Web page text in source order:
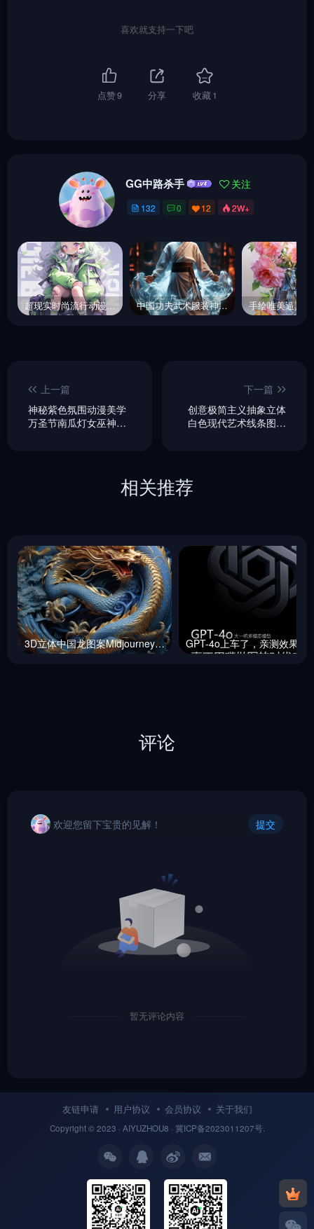
喜欢就支持一下吧
点赞9 分享 收藏1
GG中路杀手 关注
132 0 12 2W+
超现实时尚流行动漫可爱卡通人物酷女孩形象玩具盲盒插图Midjourney关键词咒语 中国功夫武术服装神秘力量光效电影人物特效摄影海报Midjourney关键词咒语分享
上一篇
神秘紫色氛围动漫美学
万圣节南瓜灯女巫神奇
下一篇
创意极简主义抽象立体
白色现代艺术线条图形
相关推荐
3D立体中国龙图案Midjourney咒语
评论
欢迎您留下宝贵的见解！ 提交
暂无评论内容
友链申请 用户协议 会员协议 关于我们
Copyright © 2023 · AIYUZHOU8 · 冀ICP备2023011207号.